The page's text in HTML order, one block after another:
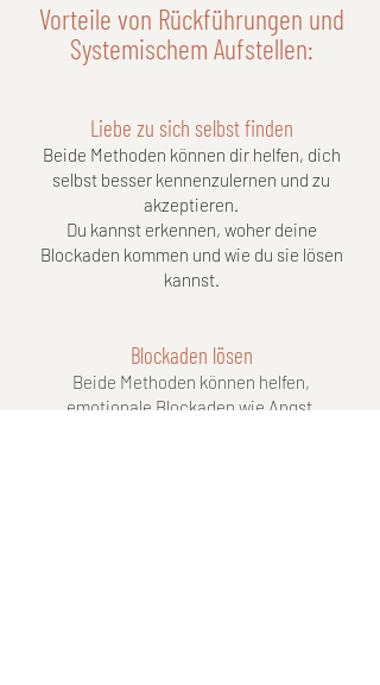
Vorteile von Rückführungen und
Systemischem Aufstellen:
Liebe zu sich selbst finden
Beide Methoden können dir helfen, dich
selbst besser kennenzulernen und zu
akzeptieren.
Du kannst erkennen, woher deine
Blockaden kommen und wie du sie lösen
kannst.
Blockaden lösen
Beide Methoden können helfen,
emotionale Blockaden wie Angst,